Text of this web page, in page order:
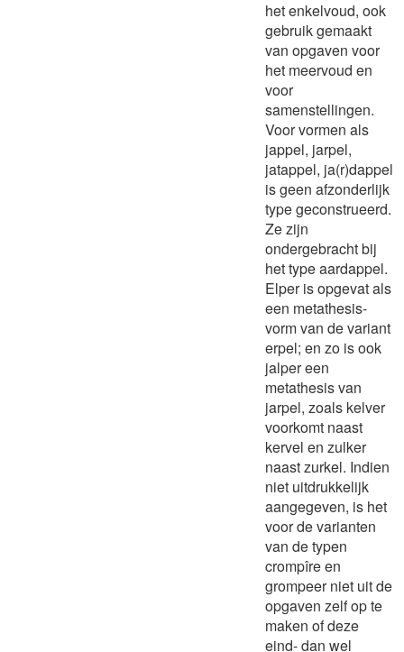
het enkelvoud, ook
gebruik gemaakt
van opgaven voor
het meervoud en
voor
samenstellingen.
Voor vormen als
jappel, jarpel,
jatappel, ja(r)dappel
is geen afzonderlijk
type geconstrueerd.
Ze zijn
ondergebracht bij
het type aardappel.
Elper is opgevat als
een metathesis-
vorm van de variant
erpel; en zo is ook
jalper een
metathesis van
jarpel, zoals kelver
voorkomt naast
kervel en zulker
naast zurkel. Indien
niet uitdrukkelijk
aangegeven, is het
voor de varianten
van de typen
crompîre en
grompeer niet uit de
opgaven zelf op te
maken of deze
eind- dan wel